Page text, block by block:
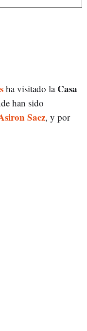
ha visitado la Casa
han sido
Saez, y por